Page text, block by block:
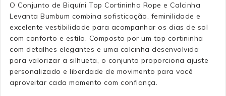
O Conjunto de Biquíni Top Cortininha Rope e Calcinha
Levanta Bumbum combina sofisticação, feminilidade e
excelente vestibilidade para acompanhar os dias de sol
com conforto e estilo. Composto por um top cortininha
com detalhes elegantes e uma calcinha desenvolvida
para valorizar a silhueta, o conjunto proporciona ajuste
personalizado e liberdade de movimento para você
aproveitar cada momento com confiança.